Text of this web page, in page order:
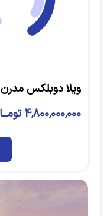
ویلا دوبلکس مدرن
4,800,000,000 تومــان